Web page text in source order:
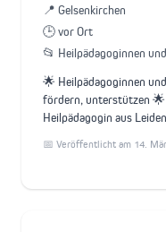
📍 Gelsenkirchen
🕒 vor Ort
📂 Heilpädagoginnen
🌟 Heilpädagoginnen
fördern, unterstützen 🌟
Heilpädagogin aus
📅 Veröffentlicht am 14.